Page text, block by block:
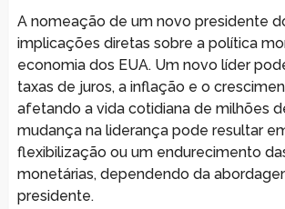
A nomeação de um novo presidente
implicações diretas sobre a política
economia dos EUA. Um novo líder
taxas de juros, a inflação e o
afetando a vida cotidiana de milhões
mudança na liderança pode resultar
flexibilização ou um endurecimento
monetárias, dependendo da
presidente.